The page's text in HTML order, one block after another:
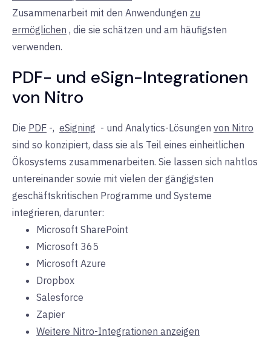
Zusammenarbeit mit den Anwendungen zu
ermöglichen , die sie schätzen und am häufigsten
verwenden.
PDF- und eSign-Integrationen
von Nitro
Die PDF -, eSigning - und Analytics-Lösungen von Nitro
sind so konzipiert, dass sie als Teil eines einheitlichen
Ökosystems zusammenarbeiten. Sie lassen sich nahtlos
untereinander sowie mit vielen der gängigsten
geschäftskritischen Programme und Systeme
integrieren, darunter:
Microsoft SharePoint
Microsoft 365
Microsoft Azure
Dropbox
Salesforce
Zapier
Weitere Nitro-Integrationen anzeigen